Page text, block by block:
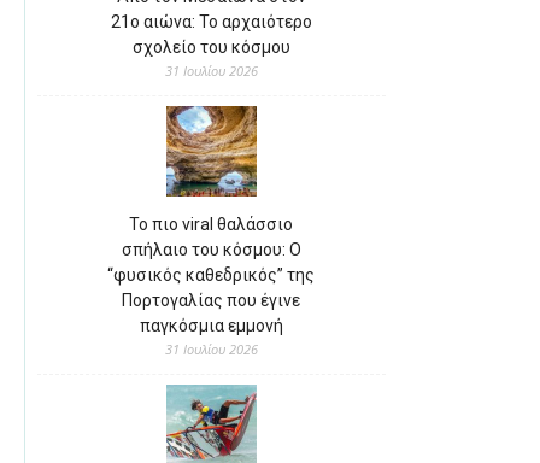
21ο αιώνα: Το αρχαιότερο
σχολείο του κόσμου
31 Ιουλίου 2026
Το πιο viral θαλάσσιο
σπήλαιο του κόσμου: Ο
“φυσικός καθεδρικός” της
Πορτογαλίας που έγινε
παγκόσμια εμμονή
31 Ιουλίου 2026